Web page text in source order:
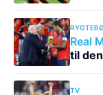
Real
til
TV